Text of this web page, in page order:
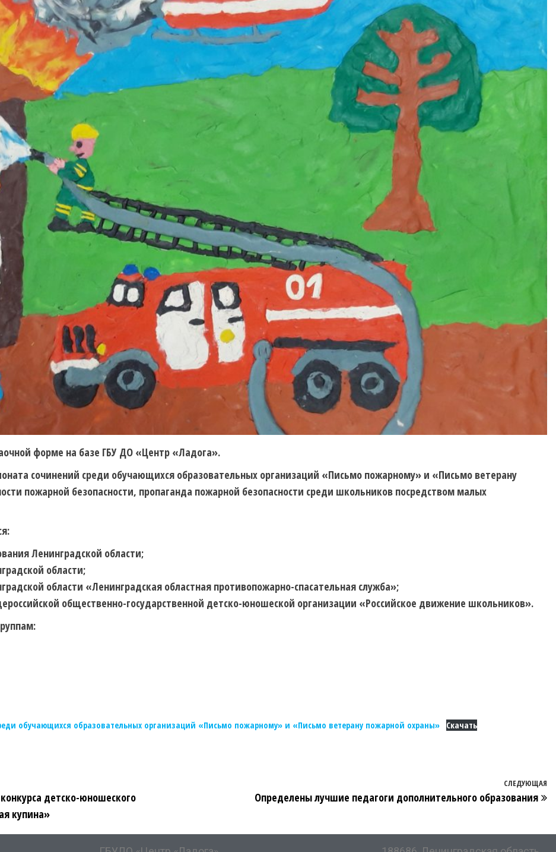
форме на базе ГБУ ДО «Центр «Ладога».
сочинений среди обучающихся образовательных организаций «Письмо пожарному» и «Письмо ветерану
пожарной безопасности, пропаганда пожарной безопасности среди школьников посредством малых
Ленинградской области;
области;
области «Ленинградская областная противопожарно-спасательная служба»;
общественно-государственной детско-юношеской организации «Российское движение школьников».
обучающихся образовательных организаций «Письмо пожарному» и «Письмо ветерану пожарной охраны» Скачать
детско-юношеского
купина»
СЛЕДУЮЩАЯ
Определены лучшие педагоги дополнительного образования